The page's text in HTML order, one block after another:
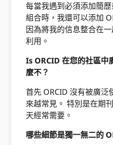
每當我遇到必須添加簡
組合時，我還可以添加
因為將我的信息整合在
利用。
Is ORCID 在您的社區中
麼不？
首先 ORCID 沒有被廣泛
來越常見。 特別是在期
天經常需要。
哪些細節是獨一無二的